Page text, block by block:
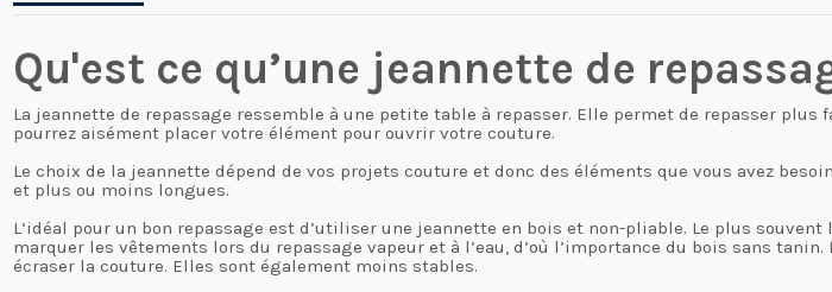
Qu'est ce qu’une jeannette de
La jeannette de repassage ressemble à une petite table à repasser. Elle permet de repasser
pourrez aisément placer votre élément pour ouvrir votre couture.
Le choix de la jeannette dépend de vos projets couture et donc des éléments que vous avez
et plus ou moins longues.
L’idéal pour un bon repassage est d’utiliser une jeannette en bois et non-pliable. Le plus
marquer les vêtements lors du repassage vapeur et à l’eau, d’où l’importance du bois sans
écraser la couture. Elles sont également moins stables.